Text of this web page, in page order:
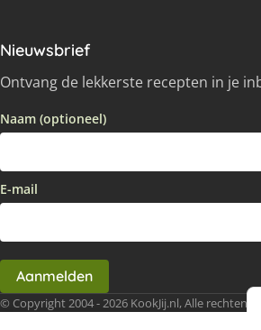
Nieuwsbrief
Ontvang de lekkerste recepten in je
Naam (optioneel)
E-mail
Aanmelden
© Copyright 2004 - 2026 KookJij.nl, Alle rechten